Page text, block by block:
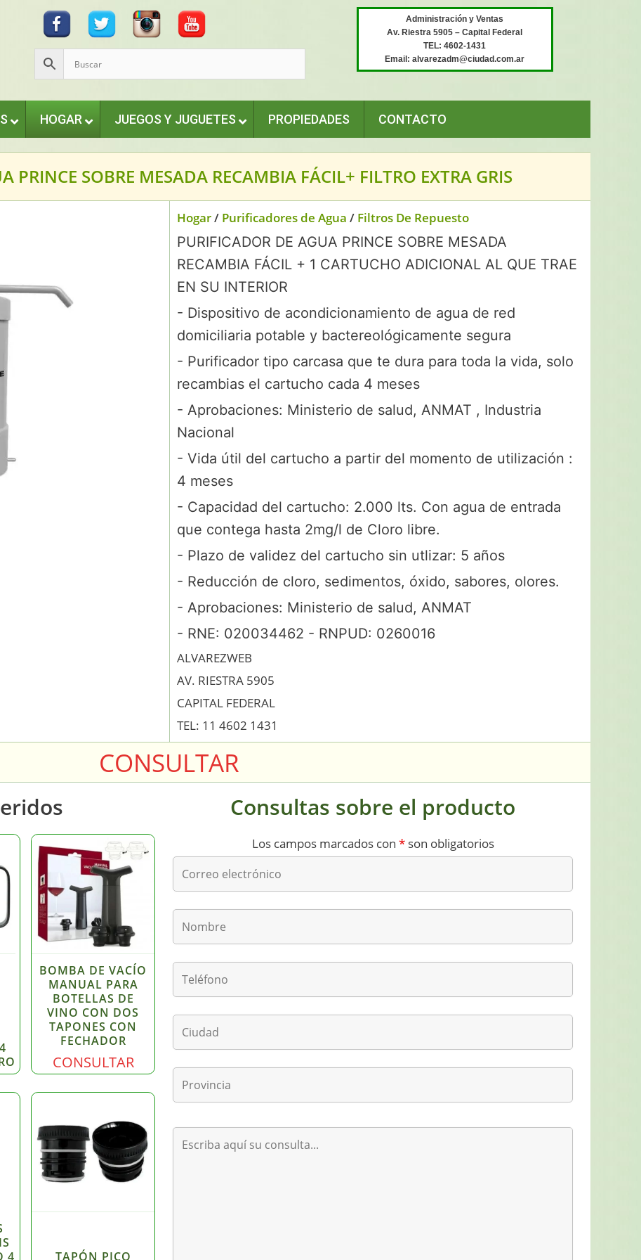
Administración y Ventas
Av. Riestra 5905 – Capital Federal
TEL: 4602-1431
Email: alvarezadm@ciudad.com.ar
HOGAR JUEGOS Y JUGUETES PROPIEDADES CONTACTO
PRINCE SOBRE MESADA RECAMBIA FÁCIL+ FILTRO EXTRA GRIS
Hogar/ Purificadores de Agua / Filtros De Repuesto
PURIFICADOR DE AGUA PRINCE SOBRE MESADA
RECAMBIA FÁCIL + 1 CARTUCHO ADICIONAL AL QUE TRAE
EN SU INTERIOR
- Dispositivo de acondicionamiento de agua de red
domiciliaria potable y bactereológicamente segura
- Purificador tipo carcasa que te dura para toda la vida, solo
recambias el cartucho cada 4 meses
- Aprobaciones: Ministerio de salud, ANMAT , Industria
Nacional
- Vida útil del cartucho a partir del momento de utilización :
4 meses
- Capacidad del cartucho: 2.000 lts. Con agua de entrada
que contega hasta 2mg/l de Cloro libre.
- Plazo de validez del cartucho sin utlizar: 5 años
- Reducción de cloro, sedimentos, óxido, sabores, olores.
- Aprobaciones: Ministerio de salud, ANMAT
- RNE: 020034462 - RNPUD: 0260016
ALVAREZWEB
AV. RIESTRA 5905
CAPITAL FEDERAL
TEL: 11 4602 1431
CONSULTAR
BOMBA DE VACÍO
MANUAL PARA
BOTELLAS DE
VINO CON DOS
TAPONES CON
FECHADOR
CONSULTAR
4
TAPÓN PICO
Consultas sobre el producto
Los campos marcados con *son obligatorios